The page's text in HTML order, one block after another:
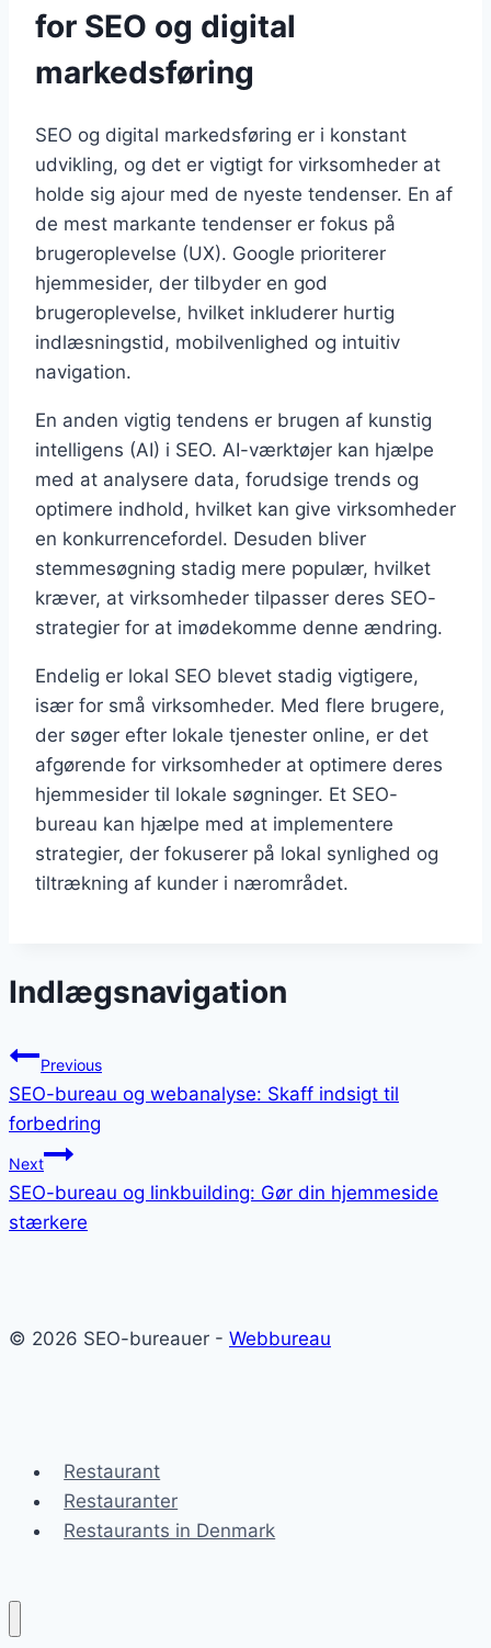
for SEO og digital
markedsføring
SEO og digital markedsføring er i konstant
udvikling, og det er vigtigt for virksomheder at
holde sig ajour med de nyeste tendenser. En af
de mest markante tendenser er fokus på
brugeroplevelse (UX). Google prioriterer
hjemmesider, der tilbyder en god
brugeroplevelse, hvilket inkluderer hurtig
indlæsningstid, mobilvenlighed og intuitiv
navigation.
En anden vigtig tendens er brugen af kunstig
intelligens (AI) i SEO. AI-værktøjer kan hjælpe
med at analysere data, forudsige trends og
optimere indhold, hvilket kan give virksomheder
en konkurrencefordel. Desuden bliver
stemmesøgning stadig mere populær, hvilket
kræver, at virksomheder tilpasser deres SEO-
strategier for at imødekomme denne ændring.
Endelig er lokal SEO blevet stadig vigtigere,
især for små virksomheder. Med flere brugere,
der søger efter lokale tjenester online, er det
afgørende for virksomheder at optimere deres
hjemmesider til lokale søgninger. Et SEO-
bureau kan hjælpe med at implementere
strategier, der fokuserer på lokal synlighed og
tiltrækning af kunder i nærområdet.
Indlægsnavigation
Previous
SEO-bureau og webanalyse: Skaff indsigt til
forbedring
Next
SEO-bureau og linkbuilding: Gør din hjemmeside
stærkere
© 2026 SEO-bureauer - Webbureau
Restaurant
Restauranter
Restaurants in Denmark